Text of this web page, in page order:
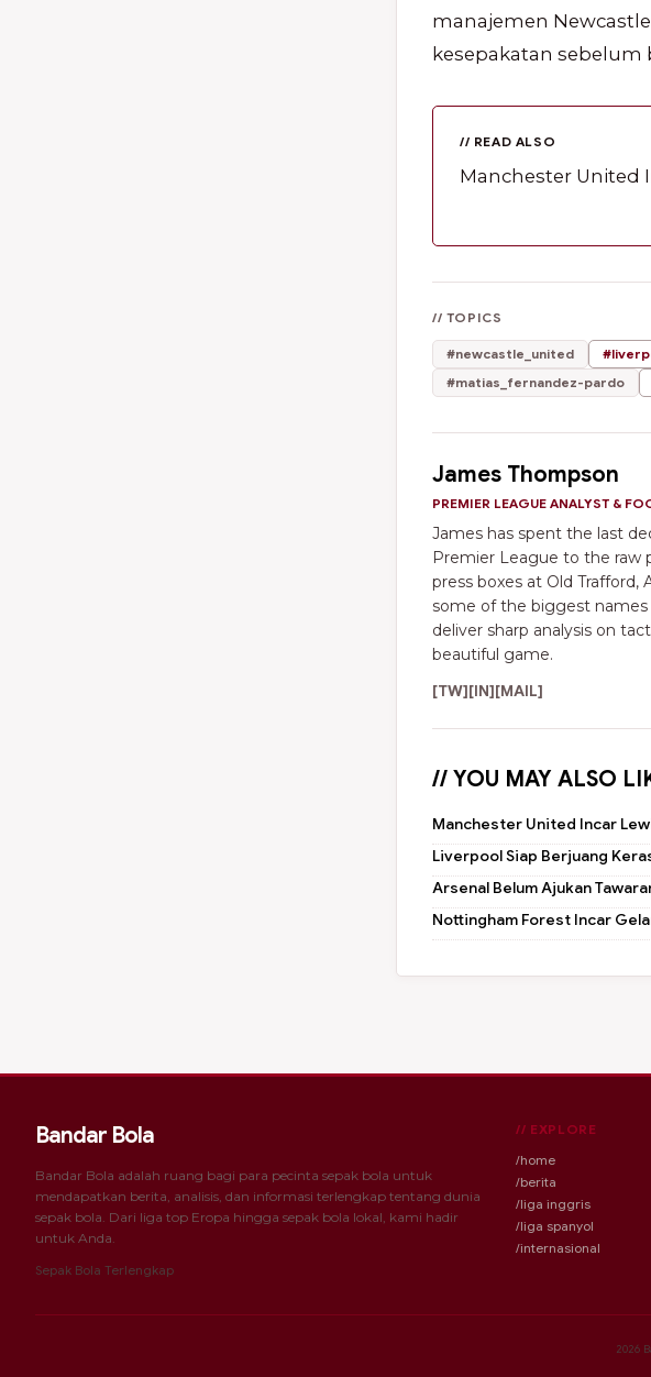
manajemen
kesepakatan
// READ ALSO
Manchester United
// TOPICS
#newcastle_united
#matias_fernandez-pardo
James Thompson
PREMIER LEAGUE ANALYST &
James has spent the last
Premier League to the raw
press boxes at Old Trafford,
some of the biggest
deliver sharp analysis on
beautiful game.
[TW][IN][MAIL]
// YOU MAY ALSO
Manchester United Incar
Liverpool Siap Berjuang
Arsenal Belum Ajukan
Nottingham Forest Incar
Bandar Bola
Bandar Bola adalah ruang bagi para pecinta sepak bola untuk
mendapatkan berita, analisis, dan informasi terlengkap tentang dunia
sepak bola. Dari liga top Eropa hingga sepak bola lokal, kami hadir
untuk Anda.
Sepak Bola Terlengkap
// EXPLORE
/home
/berita
/liga inggris
/liga spanyol
/internasional
2026